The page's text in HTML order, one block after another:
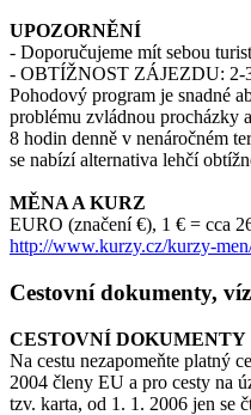
UPOZORNĚNÍ
- Doporučujeme mít sebou
- OBTÍŽNOST ZÁJEZDU: 2-3
Pohodový program je snadné
problému zvládnou procházky
8 hodin denně v nenáročném
se nabízí alternativa lehčí
MĚNA A KURZ
EURO (značení €), 1 € = cca
http://www.kurzy.cz/kurzy-
Cestovní dokumenty,
CESTOVNÍ DOKUMENTY
Na cestu nezapomeňte platný
2004 členy EU a pro cesty na
tzv. karta, od 1. 1. 2006 jen se